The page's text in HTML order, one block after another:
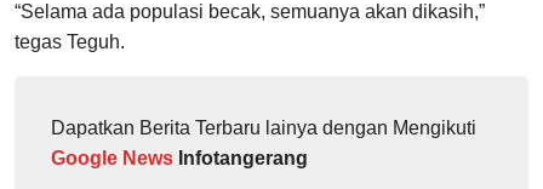
“Selama ada populasi becak, semuanya akan dikasih,”
tegas Teguh.
Dapatkan Berita Terbaru lainya dengan Mengikuti
Google News Infotangerang